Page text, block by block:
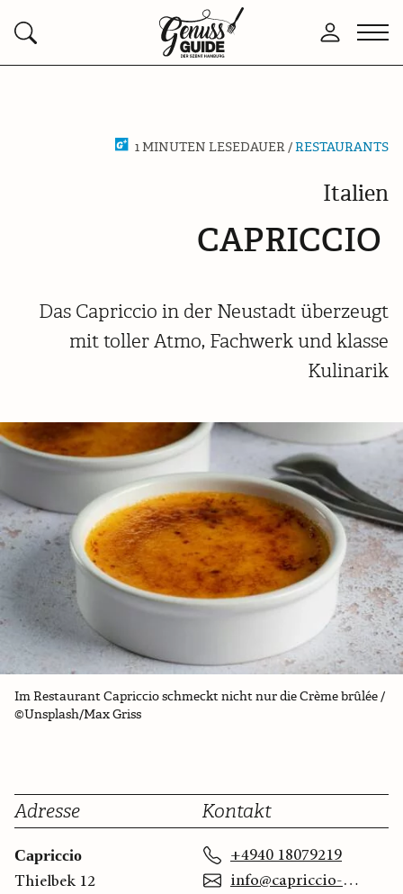
Suchen
Zurück
zur
Anmelden
1 MINUTEN LESEDAUER /RESTAURANTS
Italien
CAPRICCIO
Das Capriccio in der Neustadt überzeugt
mit toller Atmo, Fachwerk und klasse
Kulinarik
Im Restaurant Capriccio schmeckt nicht nur die Crème brûlée /
©Unsplash/Max Griss
Adresse
Capriccio
Thielbek 12
Kontakt
+4940 18079219
info@capriccio-hh.com